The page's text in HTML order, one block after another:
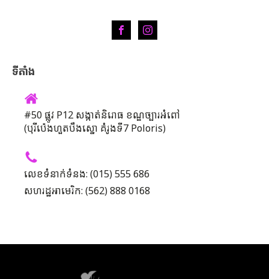
ទីតាំង
#50 ផ្លូវ P12 សង្កាត់និរោធ ខណ្ឌច្បារអំពៅ
(បុរីប៉េងហួតបឹងស្នោ គំរូងទី7 Poloris)
លេខទំនាក់ទំនង: (015) 555 686
សហរដ្ឋអាមេរិក: (562) 888 0168